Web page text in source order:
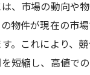
市場の動向や
件が現在の市
。これにより、
短縮し、高値で